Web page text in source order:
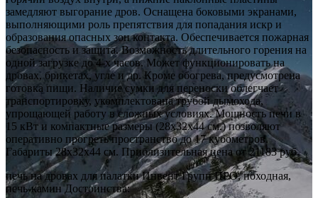
замедляют выгорание дров. Оснащена боковыми экранами,
выполняющими роль препятствия для попадания искр и
образования опасных зон контакта. Обеспечивается пожарная
безопасность и защита. Возможность длительного горения на
одной загрузке до 4-х часов. Может функционировать на
дровах, брикетах, угле и др. Кроме обогрева, предусмотрена
готовка пищи. Наличие сумки для переноски облегчает
транспортировку, укомплектована трубой дымохода,
упрощающей работу в сложных условиях. Мощность печи в
15 кВт и компактные размеры (28х32х44 см.) позволяют
оперативно прогреть пространство до 17 кубометров.
Габариты 28х32х44 см. Приблизительная цена от 21183 руб.
печь на дровах для палатки Инвент Групп ПРО, походная,
печь-камин Достоинства: